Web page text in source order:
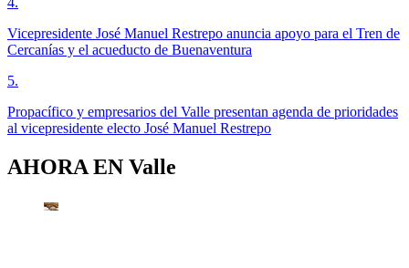
Vicepresidente José Manuel Restrepo anuncia apoyo para el Tren de
Cercanías y el acueducto de Buenaventura
5.
Propacífico y empresarios del Valle presentan agenda de prioridades
al vicepresidente electo José Manuel Restrepo
AHORA EN Valle